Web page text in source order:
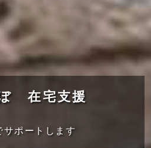
在宅支援
サポートします